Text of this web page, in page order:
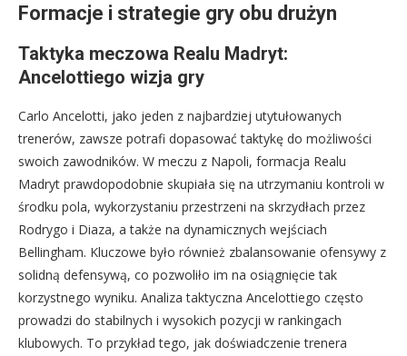
Formacje i strategie gry obu drużyn
Taktyka meczowa Realu Madryt:
Ancelottiego wizja gry
Carlo Ancelotti, jako jeden z najbardziej utytułowanych
trenerów, zawsze potrafi dopasować taktykę do możliwości
swoich zawodników. W meczu z Napoli, formacja Realu
Madryt prawdopodobnie skupiała się na utrzymaniu kontroli w
środku pola, wykorzystaniu przestrzeni na skrzydłach przez
Rodrygo i Diaza, a także na dynamicznych wejściach
Bellingham. Kluczowe było również zbalansowanie ofensywy z
solidną defensywą, co pozwoliło im na osiągnięcie tak
korzystnego wyniku. Analiza taktyczna Ancelottiego często
prowadzi do stabilnych i wysokich pozycji w rankingach
klubowych. To przykład tego, jak doświadczenie trenera